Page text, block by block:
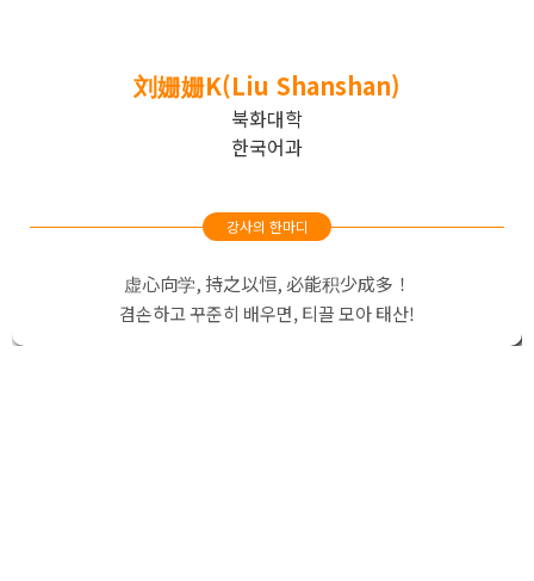
刘姗姗K(Liu Shanshan)
북화대학
한국어과
강사의 한마디
虚心向学, 持之以恒, 必能积少成多！
겸손하고 꾸준히 배우면, 티끌 모아 태산!